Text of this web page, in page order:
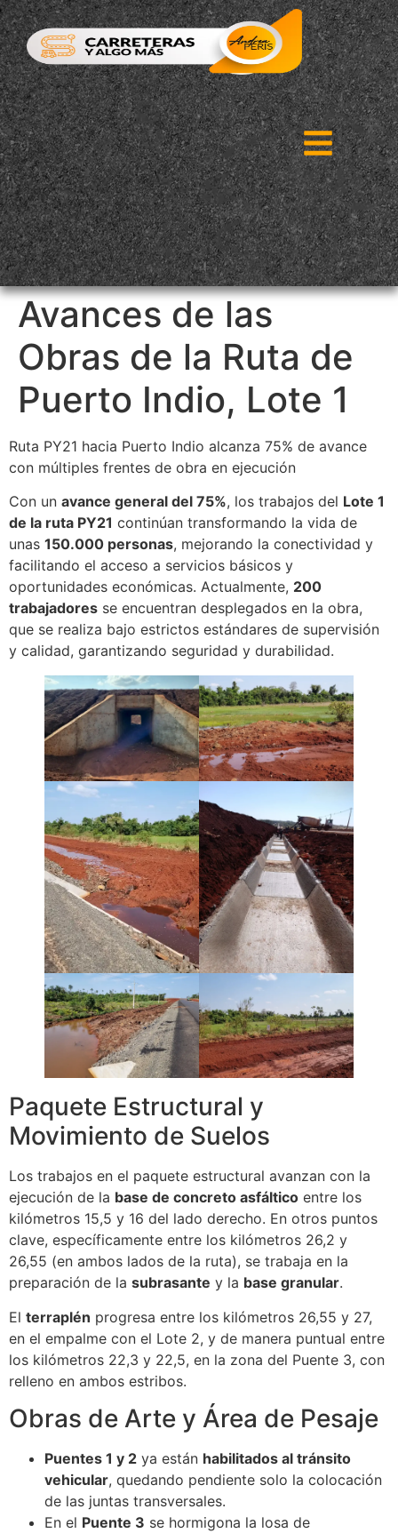
Avances de las
Obras de la Ruta de
Puerto Indio, Lote 1
Ruta PY21 hacia Puerto Indio alcanza 75% de avance
con múltiples frentes de obra en ejecución
Con un avance general del 75%, los trabajos del Lote 1
de la ruta PY21 continúan transformando la vida de
unas 150.000 personas, mejorando la conectividad y
facilitando el acceso a servicios básicos y
oportunidades económicas. Actualmente, 200
trabajadores se encuentran desplegados en la obra,
que se realiza bajo estrictos estándares de supervisión
y calidad, garantizando seguridad y durabilidad.
Paquete Estructural y
Movimiento de Suelos
Los trabajos en el paquete estructural avanzan con la
ejecución de la base de concreto asfáltico entre los
kilómetros 15,5 y 16 del lado derecho. En otros puntos
clave, específicamente entre los kilómetros 26,2 y
26,55 (en ambos lados de la ruta), se trabaja en la
preparación de la subrasante y la base granular.
El terraplén progresa entre los kilómetros 26,55 y 27,
en el empalme con el Lote 2, y de manera puntual entre
los kilómetros 22,3 y 22,5, en la zona del Puente 3, con
relleno en ambos estribos.
Obras de Arte y Área de Pesaje
Puentes 1 y 2 ya están habilitados al tránsito
vehicular, quedando pendiente solo la colocación
de las juntas transversales.
En el Puente 3 se hormigona la losa de